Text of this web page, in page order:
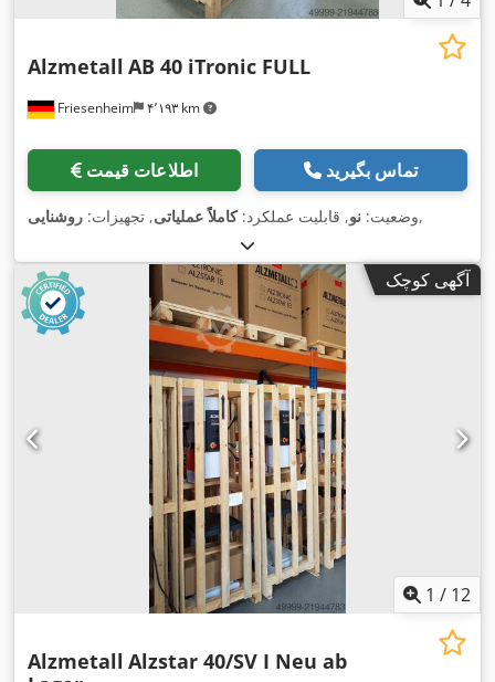
Friesenheim ۴٬۱۹۳ km
Alzmetall AB 40 iTronic FULL
اطلاعات قیمت تماس بگیرید
وضعیت: نو, قابلیت عملکرد:کاملاً عملیاتی, تجهیزات: روشنایی ,
آگهی کوچک
1 / 12
Alzmetall Alzstar 40/SV I Neu ab